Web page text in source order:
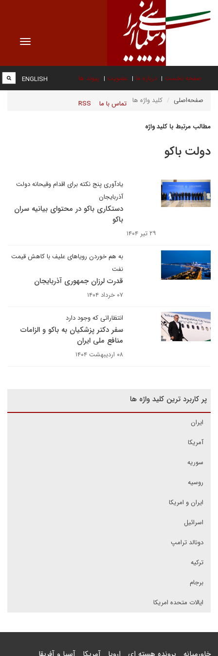
Toggle
صفحه نخست درباره ما عضویت پیوند ها
تماس با ما RSS
ENGLISH
صفحه‌اصلی کلید واژه ها
مطالب مرتبط با کلید واژه
دولت باکو
یادآوری پنج نکته برای اقدام وقیحانه دولت
آذربایجان
دستکاری باکو در محتوای بیانیه سران
باکو
۲۹ تیر ۱۴۰۴
به هم خوردن رویاهای علیف با کاهش قیمت
نفت
قدرت لرزان جمهوری آذربایجان
۰۷ خرداد ۱۴۰۴
انتظاراتی که وجود دارد
سفر دکتر پزشکیان به باکو و الزامات
منافع ملی ایران
۰۸ اردیبهشت ۱۴۰۴
پر کاربرد ترین کلید واژه ها
ایران
آمریکا
سوریه
روسیه
ایران و امریکا
اسرائیل
دونالد ترامپ
ترکیه
برجام
ایالات متحده امریکا